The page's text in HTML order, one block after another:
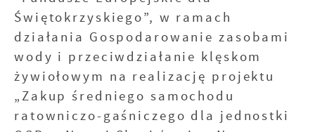
Świętokrzyskiego”, w ramach
działania Gospodarowanie zasobami
wody i przeciwdziałanie klęskom
żywiołowym na realizację projektu
„Zakup średniego samochodu
ratowniczo-gaśniczego dla jednostki
użytkowników. Zgromadzone informacje są
przetwarzane w formie zanonimizowanej.
Wyrażenie zgody na analityczne pliki cookies
gwarantuje dostępność wszystkich
funkcjonalności.
aktualności na stronach naszych partnerów.
Promocyjne pliki cookies służą do
prezentowania Ci naszych komunikatów na
podstawie analizy Twoich upodobań oraz
Twoich zwyczajów dotyczących przeglądanej
witryny internetowej. Treści promocyjne
mogą pojawić się na stronach podmiotów
trzecich lub firm będących naszymi
Więcej